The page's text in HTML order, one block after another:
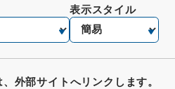
表示スタイル
外部サイトへリンクします。